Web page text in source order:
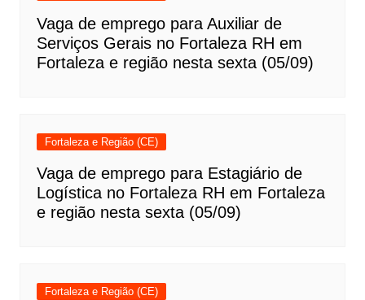
Vaga de emprego para Auxiliar de
Serviços Gerais no Fortaleza RH em
Fortaleza e região nesta sexta (05/09)
Fortaleza e Região (CE)
Vaga de emprego para Estagiário de
Logística no Fortaleza RH em Fortaleza
e região nesta sexta (05/09)
Fortaleza e Região (CE)